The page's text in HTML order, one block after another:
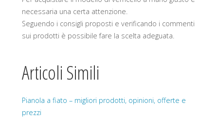
necessaria una certa attenzione.
Seguendo i consigli proposti e verificando i commenti
sui prodotti è possibile fare la scelta adeguata.
Articoli Simili
Pianola a fiato – migliori prodotti, opinioni, offerte e
prezzi